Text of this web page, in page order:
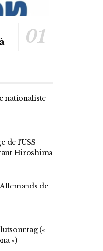
nationaliste
de l’USS
Hiroshima
de
(«
»)